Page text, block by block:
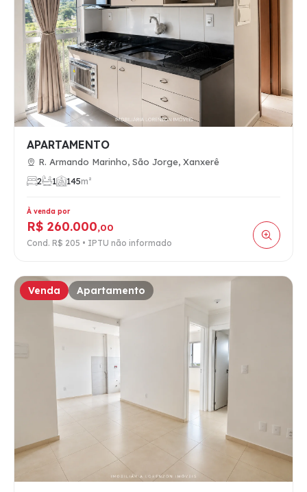
APARTAMENTO
R. Armando Marinho, São Jorge, Xanxerê
2
1 145m²
À venda por
R$ 260.000,00
Cond. R$ 205 • IPTU não informado
Venda Apartamento